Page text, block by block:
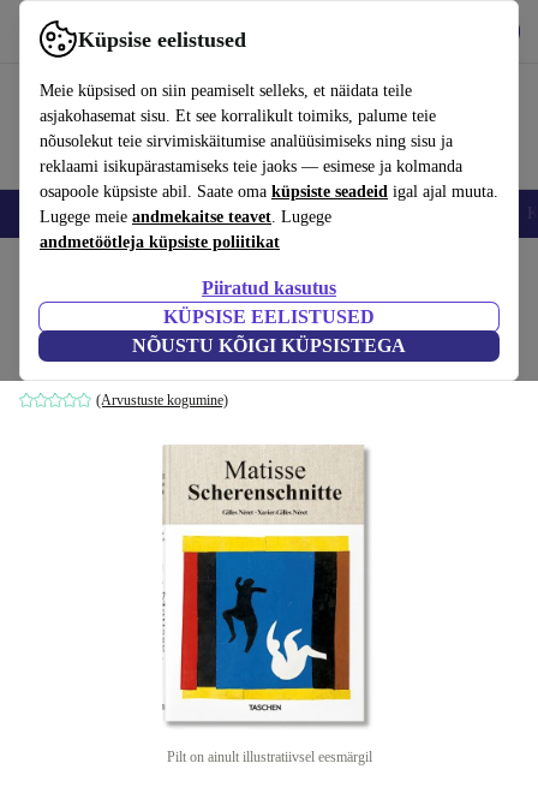
Küpsise eelistused
Meie küpsised on siin peamiselt selleks, et näidata teile
asjakohasemat sisu. Et see korralikult toimiks, palume teie
nõusolekut teie sirvimiskäitumise analüüsimiseks ning sisu ja
reklaami isikupärastamiseks teie jaoks — esimese ja kolmanda
osapoole küpsiste abil. Saate oma küpsiste seadeid igal ajal muuta.
Lugege meie andmekaitse teavet. Lugege
andmetöötleja küpsiste poliitikat
Piiratud kasutus
KÜPSISE EELISTUSED
NÕUSTU KÕIGI KÜPSISTEGA
Kasuta rakendust refurbed kiirelt ja lihtsalt
Nutitelefoni Sülearvutid Tahvelarvutid Nutikellad
Matisse. Scherenschnitte
valge
(Arvustuste kogumine)
Pilt on ainult illustratiivsel eesmärgil